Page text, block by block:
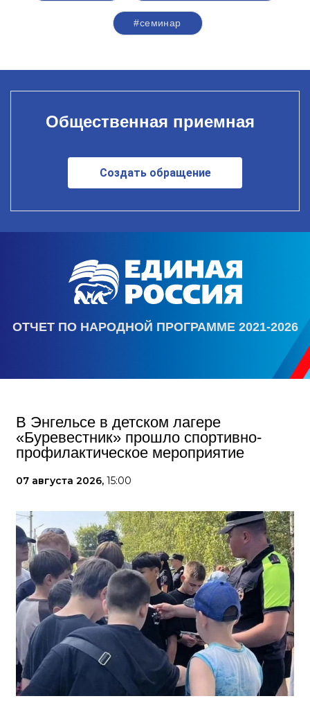
#семинар
Общественная приемная
Создать обращение
ОТЧЕТ ПО НАРОДНОЙ ПРОГРАММЕ 2021-2026
В Энгельсе в детском лагере
«Буревестник» прошло спортивно-
профилактическое мероприятие
07 августа 2026, 15:00